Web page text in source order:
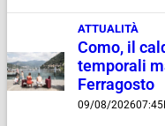
ATTUALITÀ
Como, il
temporali
Ferragosto
09/08/202607:45